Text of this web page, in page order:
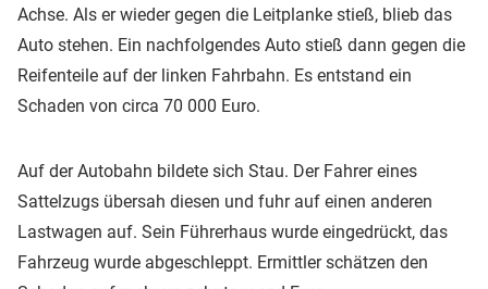
Achse. Als er wieder gegen die Leitplanke stieß, blieb das
Auto stehen. Ein nachfolgendes Auto stieß dann gegen die
Reifenteile auf der linken Fahrbahn. Es entstand ein
Schaden von circa 70 000 Euro.
Auf der Autobahn bildete sich Stau. Der Fahrer eines
Sattelzugs übersah diesen und fuhr auf einen anderen
Lastwagen auf. Sein Führerhaus wurde eingedrückt, das
Fahrzeug wurde abgeschleppt. Ermittler schätzen den